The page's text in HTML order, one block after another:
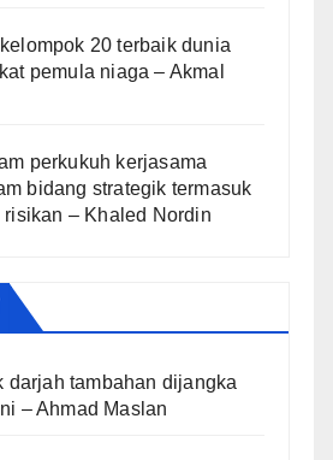
20 terbaik dunia
pemula niaga – Akmal
perkukuh kerjasama
bidang strategik termasuk
– Khaled Nordin
darjah tambahan dijangka
– Ahmad Maslan